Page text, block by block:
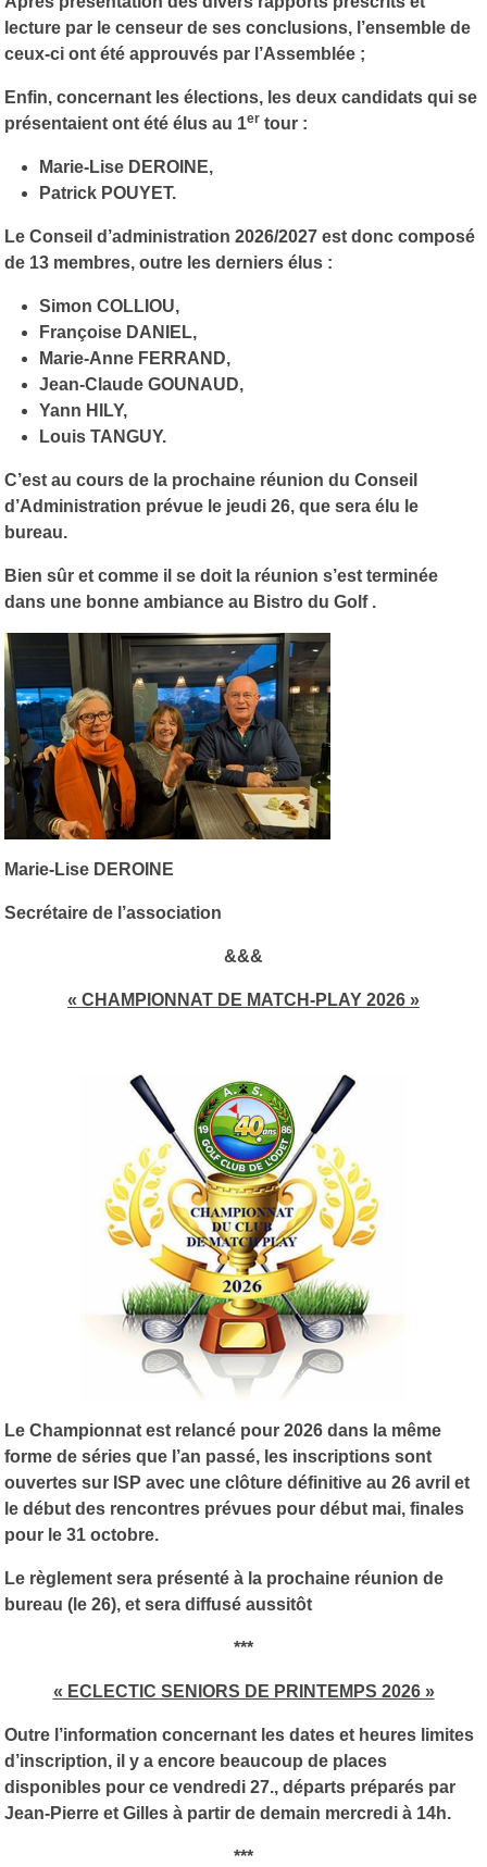
lecture par le censeur de ses conclusions, l’ensemble de
ceux-ci ont été approuvés par l’Assemblée ;
Enfin, concernant les élections, les deux candidats qui se
présentaient ont été élus au 1er tour :
Marie-Lise DEROINE,
Patrick POUYET.
Le Conseil d’administration 2026/2027 est donc composé
de 13 membres, outre les derniers élus :
Simon COLLIOU,
Françoise DANIEL,
Marie-Anne FERRAND,
Jean-Claude GOUNAUD,
Yann HILY,
Louis TANGUY.
C’est au cours de la prochaine réunion du Conseil
d’Administration prévue le jeudi 26, que sera élu le
bureau.
Bien sûr et comme il se doit la réunion s’est terminée
dans une bonne ambiance au Bistro du Golf .
Marie-Lise DEROINE
Secrétaire de l’association
&&&
« CHAMPIONNAT DE MATCH-PLAY 2026 »
Le Championnat est relancé pour 2026 dans la même
forme de séries que l’an passé, les inscriptions sont
ouvertes sur ISP avec une clôture définitive au 26 avril et
le début des rencontres prévues pour début mai, finales
pour le 31 octobre.
Le règlement sera présenté à la prochaine réunion de
bureau (le 26), et sera diffusé aussitôt
***
« ECLECTIC SENIORS DE PRINTEMPS 2026 »
Outre l’information concernant les dates et heures limites
d’inscription, il y a encore beaucoup de places
disponibles pour ce vendredi 27., départs préparés par
Jean-Pierre et Gilles à partir de demain mercredi à 14h.
***